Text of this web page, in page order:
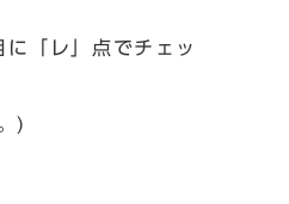
「レ」点でチェッ
)